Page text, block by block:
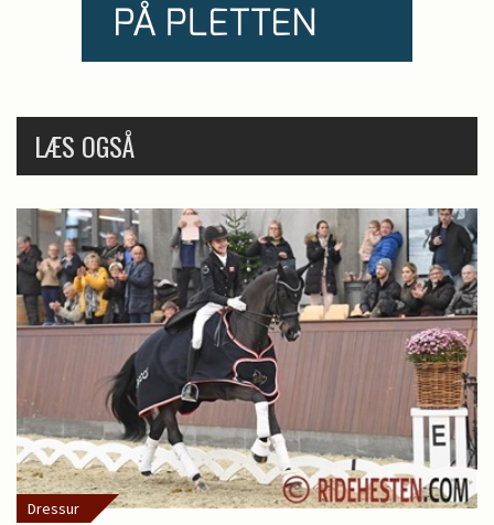
LÆS OGSÅ
Dressur